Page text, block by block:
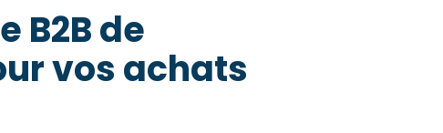
B2B de
vos achats